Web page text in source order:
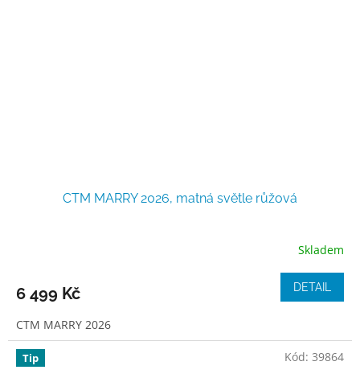
CTM MARRY 2026, matná světle růžová
Skladem
6 499 Kč DETAIL
CTM MARRY 2026
Tip Kód: 39864